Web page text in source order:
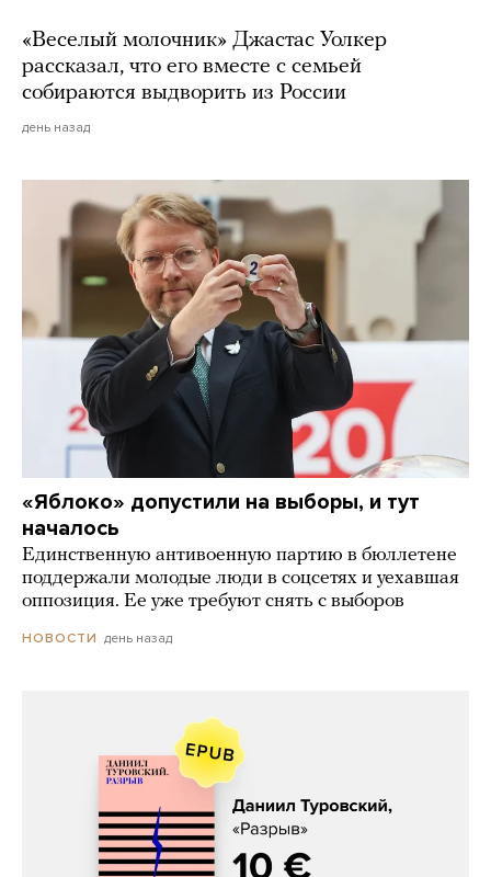
«Веселый молочник» Джастас Уолкер
рассказал, что его вместе с семьей
собираются выдворить из России
день назад
«Яблоко» допустили на выборы, и тут
началось
Единственную антивоенную партию в бюллетене
поддержали молодые люди в соцсетях и уехавшая
оппозиция. Ее уже требуют снять с выборов
НОВОСТИ день назад